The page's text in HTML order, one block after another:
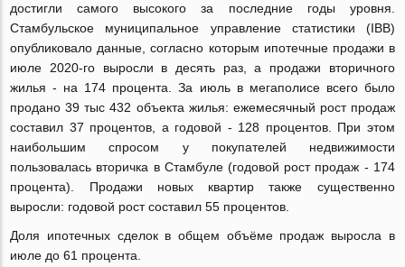
достигли самого высокого за последние годы уровня.
Стамбульское муниципальное управление статистики (IBB)
опубликовало данные, согласно которым ипотечные продажи в
июле 2020-го выросли в десять раз, а продажи вторичного
жилья - на 174 процента. За июль в мегаполисе всего было
продано 39 тыс 432 объекта жилья: ежемесячный рост продаж
составил 37 процентов, а годовой - 128 процентов. При этом
наибольшим спросом у покупателей недвижимости
пользовалась вторичка в Стамбуле (годовой рост продаж - 174
процента). Продажи новых квартир также существенно
выросли: годовой рост составил 55 процентов.
Доля ипотечных сделок в общем объёме продаж выросла в
июле до 61 процента.